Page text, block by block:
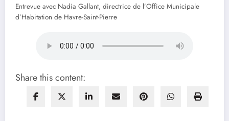
Entrevue avec Nadia Gallant, directrice de l’Office Municipale
d’Habitation de Havre-Saint-Pierre
Share this content: